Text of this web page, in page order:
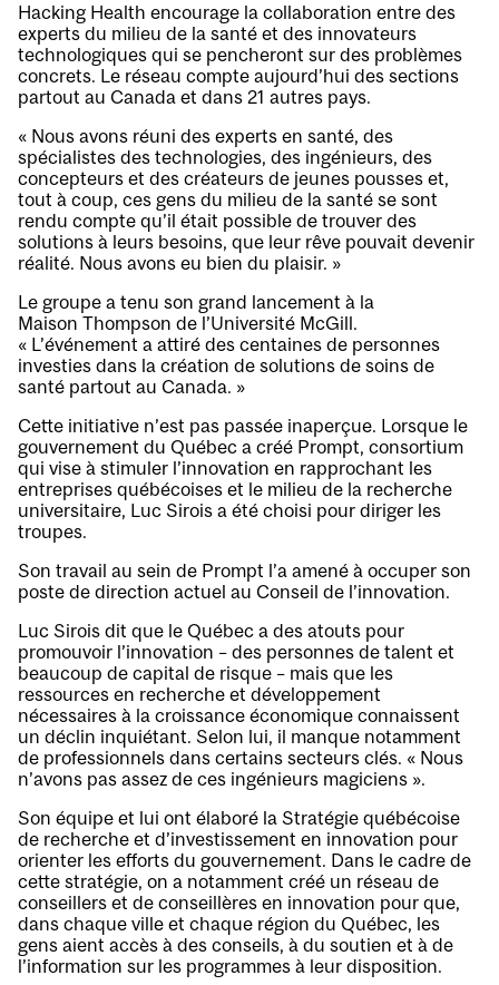
Hacking Health encourage la collaboration entre des
experts du milieu de la santé et des innovateurs
technologiques qui se pencheront sur des problèmes
concrets. Le réseau compte aujourd’hui des sections
partout au Canada et dans 21 autres pays.
« Nous avons réuni des experts en santé, des
spécialistes des technologies, des ingénieurs, des
concepteurs et des créateurs de jeunes pousses et,
tout à coup, ces gens du milieu de la santé se sont
rendu compte qu’il était possible de trouver des
solutions à leurs besoins, que leur rêve pouvait devenir
réalité. Nous avons eu bien du plaisir. »
Le groupe a tenu son grand lancement à la
Maison Thompson de l’Université McGill.
« L’événement a attiré des centaines de personnes
investies dans la création de solutions de soins de
santé partout au Canada. »
Cette initiative n’est pas passée inaperçue. Lorsque le
gouvernement du Québec a créé Prompt, consortium
qui vise à stimuler l’innovation en rapprochant les
entreprises québécoises et le milieu de la recherche
universitaire, Luc Sirois a été choisi pour diriger les
troupes.
Son travail au sein de Prompt l’a amené à occuper son
poste de direction actuel au Conseil de l’innovation.
Luc Sirois dit que le Québec a des atouts pour
promouvoir l’innovation – des personnes de talent et
beaucoup de capital de risque – mais que les
ressources en recherche et développement
nécessaires à la croissance économique connaissent
un déclin inquiétant. Selon lui, il manque notamment
de professionnels dans certains secteurs clés. « Nous
n’avons pas assez de ces ingénieurs magiciens ».
Son équipe et lui ont élaboré la Stratégie québécoise
de recherche et d’investissement en innovation pour
orienter les efforts du gouvernement. Dans le cadre de
cette stratégie, on a notamment créé un réseau de
conseillers et de conseillères en innovation pour que,
dans chaque ville et chaque région du Québec, les
gens aient accès à des conseils, à du soutien et à de
l’information sur les programmes à leur disposition.